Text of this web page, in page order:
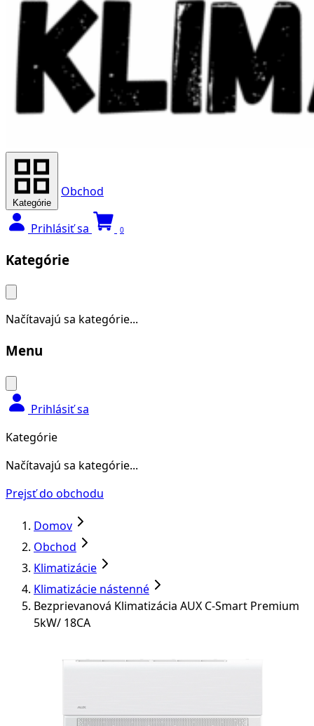
Kategórie
Obchod
Prihlásiť sa 0
Kategórie
Načítavajú sa kategórie...
Menu
Prihlásiť sa
Kategórie
Načítavajú sa kategórie...
Prejsť do obchodu
Domov
Obchod
Klimatizácie
Klimatizácie nástenné
Bezprievanová Klimatizácia AUX C-Smart Premium
5kW/ 18CA